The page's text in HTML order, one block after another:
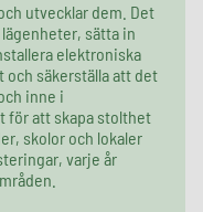
utvecklar dem. Det
sätta in
elektroniska
och säkerställa att det
inne i
för att skapa stolthet
skolor och lokaler
varje år